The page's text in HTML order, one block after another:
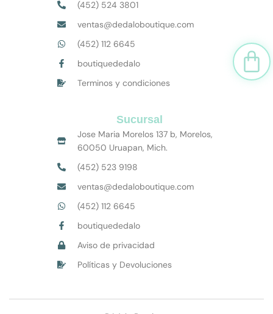
(452) 524 3801
ventas@dedaloboutique.com
(452) 112 6645
boutiquededalo
Terminos y condiciones
Sucursal
Jose Maria Morelos 137 b, Morelos,
60050 Uruapan, Mich.
(452) 523 9198
ventas@dedaloboutique.com
(452) 112 6645
boutiquededalo
Aviso de privacidad
Políticas y Devoluciones